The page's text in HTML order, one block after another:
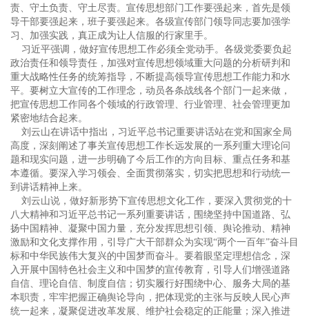
责、守土负责、守土尽责。宣传思想部门工作要强起来，首先是领
导干部要强起来，班子要强起来。各级宣传部门领导同志要加强学
习、加强实践，真正成为让人信服的行家里手。
习近平强调，做好宣传思想工作必须全党动手。各级党委要负起
政治责任和领导责任，加强对宣传思想领域重大问题的分析研判和
重大战略性任务的统筹指导，不断提高领导宣传思想工作能力和水
平。要树立大宣传的工作理念，动员各条战线各个部门一起来做，
把宣传思想工作同各个领域的行政管理、行业管理、社会管理更加
紧密地结合起来。
刘云山在讲话中指出，习近平总书记重要讲话站在党和国家全局
高度，深刻阐述了事关宣传思想工作长远发展的一系列重大理论问
题和现实问题，进一步明确了今后工作的方向目标、重点任务和基
本遵循。要深入学习领会、全面贯彻落实，切实把思想和行动统一
到讲话精神上来。
刘云山说，做好新形势下宣传思想文化工作，要深入贯彻党的十
八大精神和习近平总书记一系列重要讲话，围绕坚持中国道路、弘
扬中国精神、凝聚中国力量，充分发挥思想引领、舆论推动、精神
激励和文化支撑作用，引导广大干部群众为实现“两个一百年”奋斗目
标和中华民族伟大复兴的中国梦而奋斗。要着眼坚定理想信念，深
入开展中国特色社会主义和中国梦的宣传教育，引导人们增强道路
自信、理论自信、制度自信；切实履行好围绕中心、服务大局的基
本职责，牢牢把握正确舆论导向，把体现党的主张与反映人民心声
统一起来，凝聚促进改革发展、维护社会稳定的正能量；深入推进